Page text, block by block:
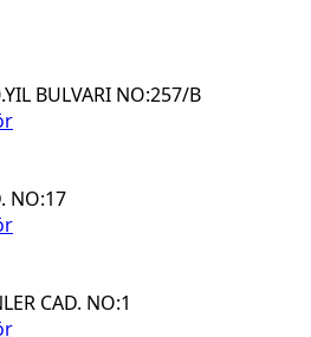
BULVARI NO:257/B
NO:17
CAD. NO:1